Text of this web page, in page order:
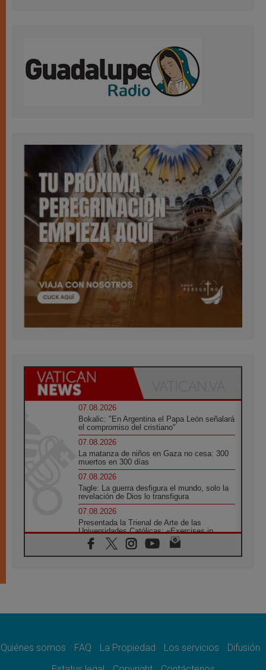
07.08.2026
Bokalic: "En Argentina el Papa León señalará
el compromiso del cristiano"
07.08.2026
La matanza de niños en Gaza no cesa: 300
muertos en 300 días
07.08.2026
Tagle: La guerra desfigura el mundo, solo la
revelación de Dios lo transfigura
07.08.2026
Presentada la Trienal de Arte de las
Universidades Católicas: «Exercises in
Empathy»
07.08.2026
digital para mujeres líderes en África
Quiénes somos FAQ La Propiedad Los servicios
Difusión